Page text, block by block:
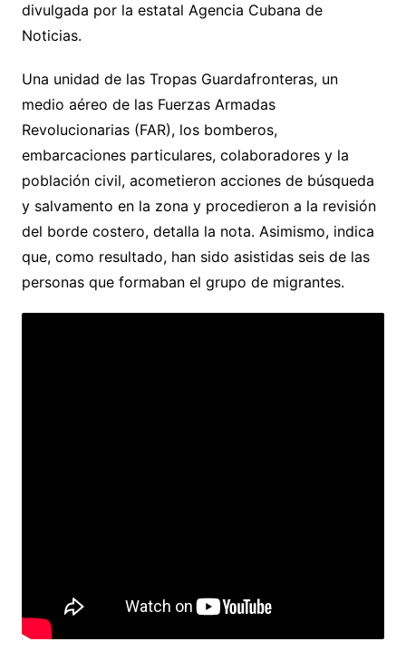
divulgada por la estatal Agencia Cubana de
Noticias.
Una unidad de las Tropas Guardafronteras, un
medio aéreo de las Fuerzas Armadas
Revolucionarias (FAR), los bomberos,
embarcaciones particulares, colaboradores y la
población civil, acometieron acciones de búsqueda
y salvamento en la zona y procedieron a la revisión
del borde costero, detalla la nota. Asimismo, indica
que, como resultado, han sido asistidas seis de las
personas que formaban el grupo de migrantes.